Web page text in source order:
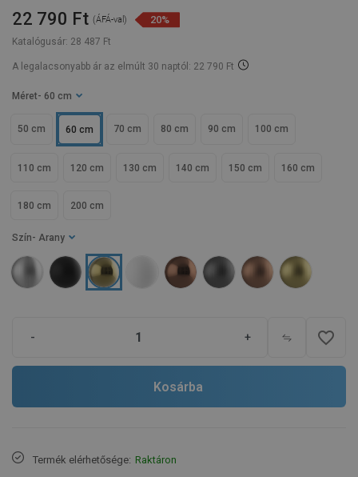
Katalógusár: 28 487 Ft
22 790 Ft (ÁFÁ-val) 20%
A legalacsonyabb ár az elmúlt 30 naptól: 22 790 Ft
Méret - 60 cm
50 cm 60 cm 70 cm 80 cm 90 cm 100 cm
110 cm 120 cm 130 cm 140 cm 150 cm 160 cm
180 cm 200 cm
Szín - Arany
- + favorite_border
Kosárba
Termék elérhetősége: Raktáron